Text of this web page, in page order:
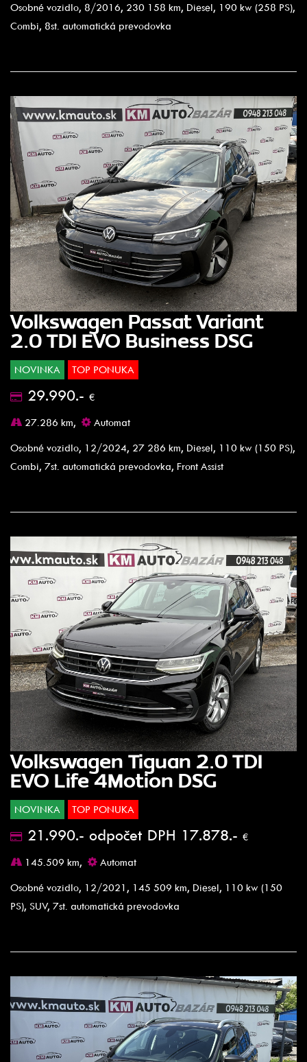
Osobné vozidlo, 8/2016, 230 158 km, Diesel, 190 kw (258 PS),
Combi, 8st. automatická prevodovka
Volkswagen Passat Variant
2.0 TDI EVO Business DSG
NOVINKA TOP PONUKA
29.990.- €
27.286 km,
Automat
Osobné vozidlo, 12/2024, 27 286 km, Diesel, 110 kw (150 PS),
Combi, 7st. automatická prevodovka, Front Assist
Volkswagen Tiguan 2.0 TDI
EVO Life 4Motion DSG
NOVINKA TOP PONUKA
21.990.- odpočet DPH 17.878.- €
145.509 km,
Automat
Osobné vozidlo, 12/2021, 145 509 km, Diesel, 110 kw (150
PS), SUV, 7st. automatická prevodovka